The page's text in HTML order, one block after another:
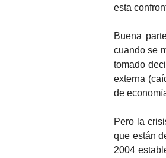
esta
Buena
cuando se
tomado
externa
de
Pero la
que están
2004